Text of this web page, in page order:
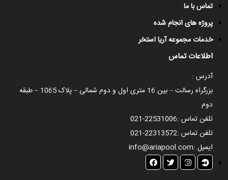
تماس با ما
پروژه های انجام شده
خدمات مجموعه آریا استخر
اطلاعات تماس
آدرس :
بزرگراه رسالت – بین 16 متری اول و دوم شمالی – پلاک 1065 – طبقه
دوم
تلفن تماس :021-22531006
تلفن تماس :021-22313572
ایمیل :info@ariapool.com